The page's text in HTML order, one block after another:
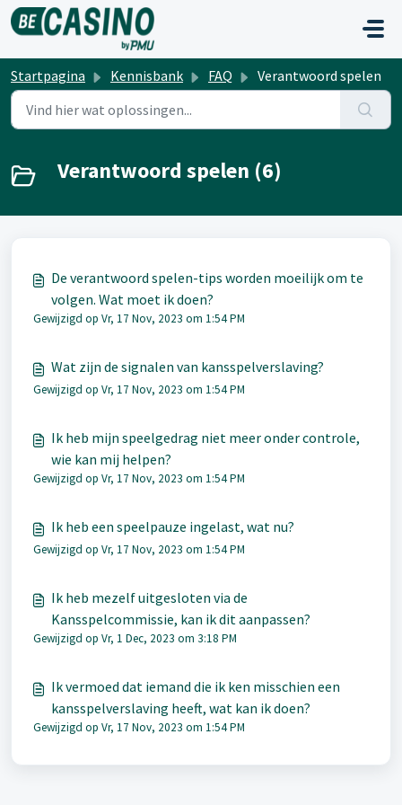
Doorgaan naar hoofdinhoud
Startpagina Kennisbank FAQ Verantwoord spelen
Verantwoord spelen (6)
De verantwoord spelen-tips worden moeilijk om te
volgen. Wat moet ik doen?
Gewijzigd op Vr, 17 Nov, 2023 om 1:54 PM
Wat zijn de signalen van kansspelverslaving?
Gewijzigd op Vr, 17 Nov, 2023 om 1:54 PM
Ik heb mijn speelgedrag niet meer onder controle,
wie kan mij helpen?
Gewijzigd op Vr, 17 Nov, 2023 om 1:54 PM
Ik heb een speelpauze ingelast, wat nu?
Gewijzigd op Vr, 17 Nov, 2023 om 1:54 PM
Ik heb mezelf uitgesloten via de
Kansspelcommissie, kan ik dit aanpassen?
Gewijzigd op Vr, 1 Dec, 2023 om 3:18 PM
Ik vermoed dat iemand die ik ken misschien een
kansspelverslaving heeft, wat kan ik doen?
Gewijzigd op Vr, 17 Nov, 2023 om 1:54 PM